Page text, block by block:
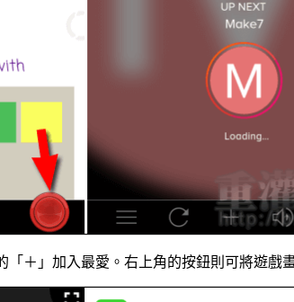
＋」加入最愛。右上角的按鈕則可將遊戲